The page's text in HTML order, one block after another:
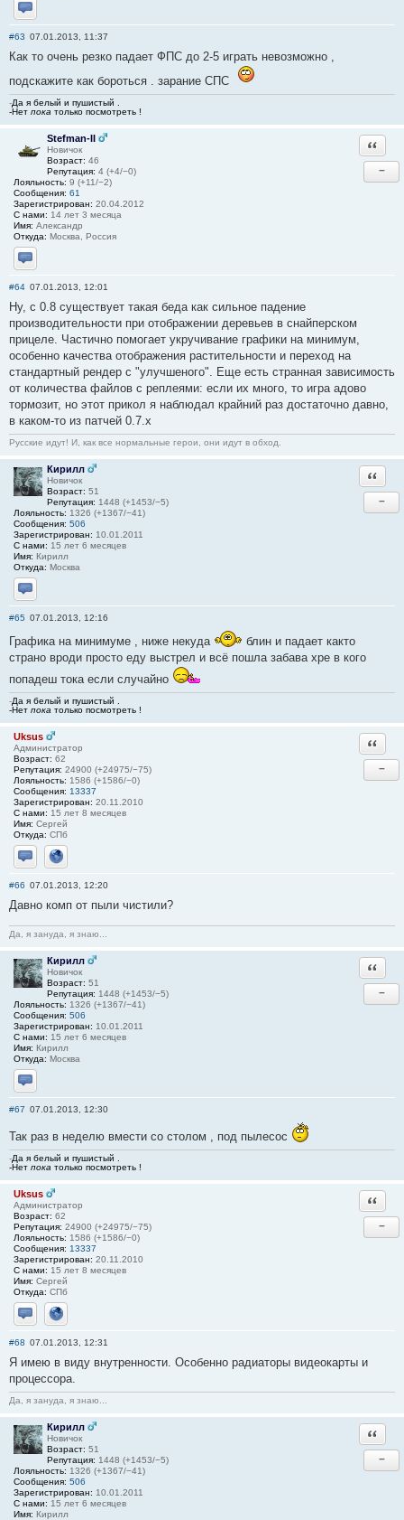
Отправить личное сообщение
#63 07.01.2013, 11:37
Как то очень резко падает ФПС до 2-5 играть невозможно ,
подскажите как бороться . зарание СПС
-Да я белый и пушистый .
-Нет пока только посмотреть !
Stefman-II
Новичок
Возраст: 46
Репутация: 4 (+4/−0)
Лояльность: 9 (+11/−2)
Сообщения: 61
Зарегистрирован: 20.04.2012
С нами: 14 лет 3 месяца
Имя: Александр
Откуда: Москва, Россия
Отправить личное сообщение
−
#64 07.01.2013, 12:01
Ну, с 0.8 существует такая беда как сильное падение
производительности при отображении деревьев в снайперском
прицеле. Частично помогает укручивание графики на минимум,
особенно качества отображения растительности и переход на
стандартный рендер с "улучшеного". Еще есть странная зависимость
от количества файлов с реплеями: если их много, то игра адово
тормозит, но этот прикол я наблюдал крайний раз достаточно давно,
в каком-то из патчей 0.7.х
Русские идут! И, как все нормальные герои, они идут в обход.
Кирилл
Новичок
Возраст: 51
Репутация: 1448 (+1453/−5)
Лояльность: 1326 (+1367/−41)
Сообщения: 506
Зарегистрирован: 10.01.2011
С нами: 15 лет 6 месяцев
Имя: Кирилл
Откуда: Москва
Отправить личное сообщение
−
#65 07.01.2013, 12:16
Графика на минимуме , ниже некуда
блин и падает както
страно вроди просто еду выстрел и всё пошла забава хре в кого
попадеш тока если случайно
-Да я белый и пушистый .
-Нет пока только посмотреть !
Uksus
Администратор
Возраст: 62
Репутация: 24900 (+24975/−75)
Лояльность: 1586 (+1586/−0)
Сообщения: 13337
Зарегистрирован: 20.11.2010
С нами: 15 лет 8 месяцев
Имя: Сергей
Откуда: СПб
Отправить личное сообщение
Сайт
−
#66 07.01.2013, 12:20
Давно комп от пыли чистили?
Да, я зануда, я знаю...
Кирилл
Новичок
Возраст: 51
Репутация: 1448 (+1453/−5)
Лояльность: 1326 (+1367/−41)
Сообщения: 506
Зарегистрирован: 10.01.2011
С нами: 15 лет 6 месяцев
Имя: Кирилл
Откуда: Москва
Отправить личное сообщение
−
#67 07.01.2013, 12:30
Так раз в неделю вмести со столом , под пылесос
-Да я белый и пушистый .
-Нет пока только посмотреть !
Uksus
Администратор
Возраст: 62
Репутация: 24900 (+24975/−75)
Лояльность: 1586 (+1586/−0)
Сообщения: 13337
Зарегистрирован: 20.11.2010
С нами: 15 лет 8 месяцев
Имя: Сергей
Откуда: СПб
Отправить личное сообщение
Сайт
−
#68 07.01.2013, 12:31
Я имею в виду внутренности. Особенно радиаторы видеокарты и
процессора.
Да, я зануда, я знаю...
Кирилл
Новичок
Возраст: 51
Репутация: 1448 (+1453/−5)
Лояльность: 1326 (+1367/−41)
Сообщения: 506
Зарегистрирован: 10.01.2011
С нами: 15 лет 6 месяцев
Имя: Кирилл
−